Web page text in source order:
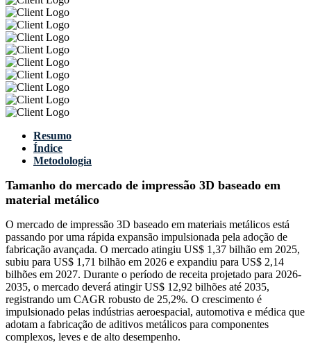
Resumo
Índice
Metodologia
Tamanho do mercado de impressão 3D baseado em
material metálico
O mercado de impressão 3D baseado em materiais metálicos está
passando por uma rápida expansão impulsionada pela adoção de
fabricação avançada. O mercado atingiu US$ 1,37 bilhão em 2025,
subiu para US$ 1,71 bilhão em 2026 e expandiu para US$ 2,14
bilhões em 2027. Durante o período de receita projetado para 2026-
2035, o mercado deverá atingir US$ 12,92 bilhões até 2035,
registrando um CAGR robusto de 25,2%. O crescimento é
impulsionado pelas indústrias aeroespacial, automotiva e médica que
adotam a fabricação de aditivos metálicos para componentes
complexos, leves e de alto desempenho.